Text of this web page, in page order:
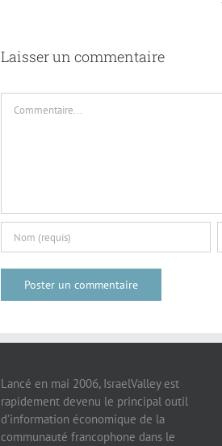
Laisser un commentaire
Lancé en mai 2006, IsraelValley est
rapidement devenu le principal outil
d’information économique de la
communauté francophone dans le